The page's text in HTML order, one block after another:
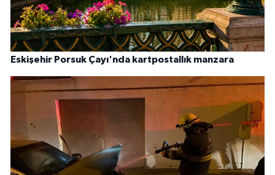
Eskişehir Porsuk Çayı'nda kartpostallık manzara